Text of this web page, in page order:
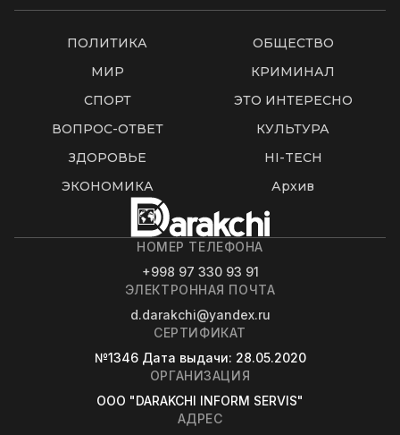
ПОЛИТИКА
ОБЩЕСТВО
МИР
КРИМИНАЛ
СПОРТ
ЭТО ИНТЕРЕСНО
ВОПРОС-ОТВЕТ
КУЛЬТУРА
ЗДОРОВЬЕ
HI-TECH
ЭКОНОМИКА
Архив
НОМЕР ТЕЛЕФОНА
+998 97 330 93 91
ЭЛЕКТРОННАЯ ПОЧТА
d.darakchi@yandex.ru
СЕРТИФИКАТ
№1346 Дата выдачи: 28.05.2020
ОРГАНИЗАЦИЯ
OOO "DARAKCHI INFORM SERVIS"
АДРЕС